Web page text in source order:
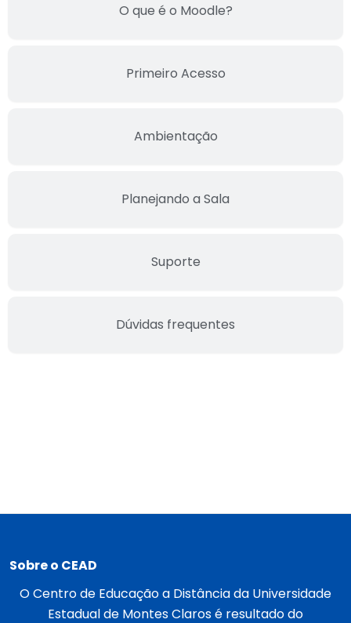
O que é o Moodle?
Primeiro Acesso
Ambientação
Planejando a Sala
Suporte
Dúvidas frequentes
Sobre o CEAD
O Centro de Educação a Distância da Universidade
Estadual de Montes Claros é resultado do